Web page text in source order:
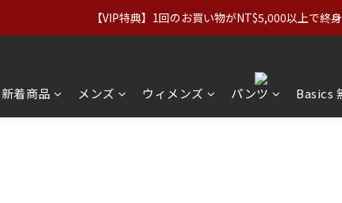
レルセール】オリジナル（正規価格）＆Basics：2点で11%OFF／3
【VIP特典】1回のお買い物がNT$5,000以上で終
レルセール】オリジナル（正規価格）＆Basics：2点で11%OFF／
新着商品 メンズ ウィメンズ パンツ Basics